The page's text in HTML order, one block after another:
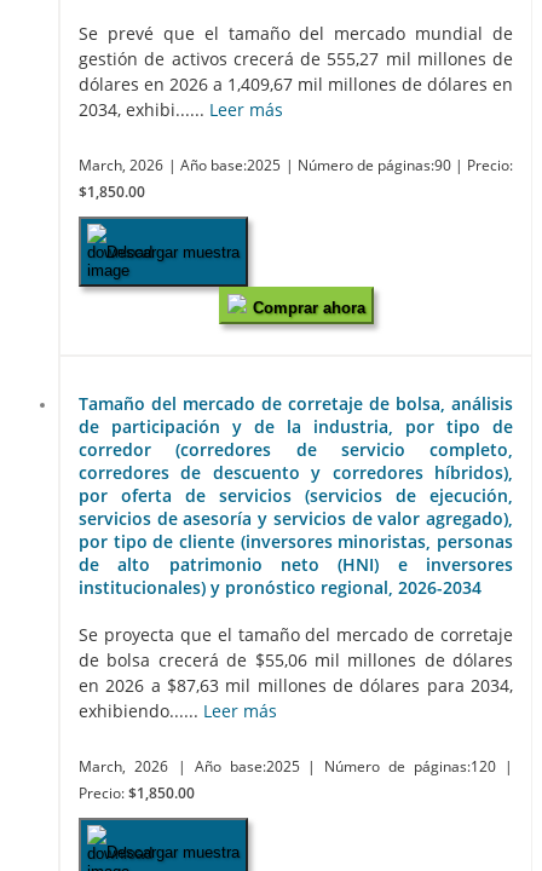
Se prevé que el tamaño del mercado mundial de
gestión de activos crecerá de 555,27 mil millones de
dólares en 2026 a 1,409,67 mil millones de dólares en
2034, exhibi...... Leer más
March, 2026 | Año base:2025 | Número de páginas:90 | Precio:
$1,850.00
Descargar muestra
Comprar ahora
Tamaño del mercado de corretaje de bolsa, análisis
de participación y de la industria, por tipo de
corredor (corredores de servicio completo,
corredores de descuento y corredores híbridos),
por oferta de servicios (servicios de ejecución,
servicios de asesoría y servicios de valor agregado),
por tipo de cliente (inversores minoristas, personas
de alto patrimonio neto (HNI) e inversores
institucionales) y pronóstico regional, 2026-2034
Se proyecta que el tamaño del mercado de corretaje
de bolsa crecerá de $55,06 mil millones de dólares
en 2026 a $87,63 mil millones de dólares para 2034,
exhibiendo...... Leer más
March, 2026 | Año base:2025 | Número de páginas:120
|
Precio: $1,850.00
Descargar muestra